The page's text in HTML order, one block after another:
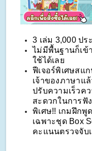
3 เล่ม 3,000 ป
ไม่มีพื้นฐานก็เข้
ใช้ได้เลย
ฟีเจอร์พิเศษสแ
เจ้าของภาษาแ
ปรับความเร็วค
สะดวกในการฟัง
พิเศษ!! เกมฝึก
เฉพาะชุด Box
คะแนนตรวจจับ